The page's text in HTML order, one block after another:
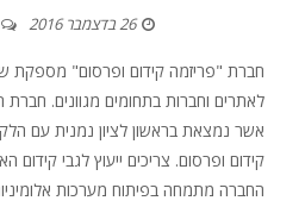
26 בדצמבר 2016
חברת "פריזמה קידום ופרסום" מספקת
לאתרים וחברות בתחומים מגוונים. חברת
אשר נמצאת בראשון לציון נמנית עם
קידום ופרסום. צריכים ייעוץ לגבי קידום
החברה מתמחה בפיתוח מערכות